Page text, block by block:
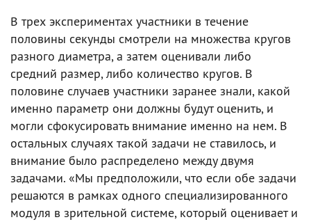
В трех экспериментах участники в течение
половины секунды смотрели на множества кругов
разного диаметра, а затем оценивали либо
средний размер, либо количество кругов. В
половине случаев участники заранее знали, какой
именно параметр они должны будут оценить, и
могли сфокусировать внимание именно на нем. В
остальных случаях такой задачи не ставилось, и
внимание было распределено между двумя
задачами. «Мы предположили, что если обе задачи
решаются в рамках одного специализированного
модуля в зрительной системе, который оценивает и